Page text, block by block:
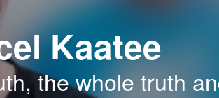
Kaatee
the whole truth